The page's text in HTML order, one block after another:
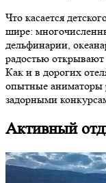
Что касается
шире:
дельфинарии,
радостью
Как и в дорогих
опытные аниматоры
задорными
Активный